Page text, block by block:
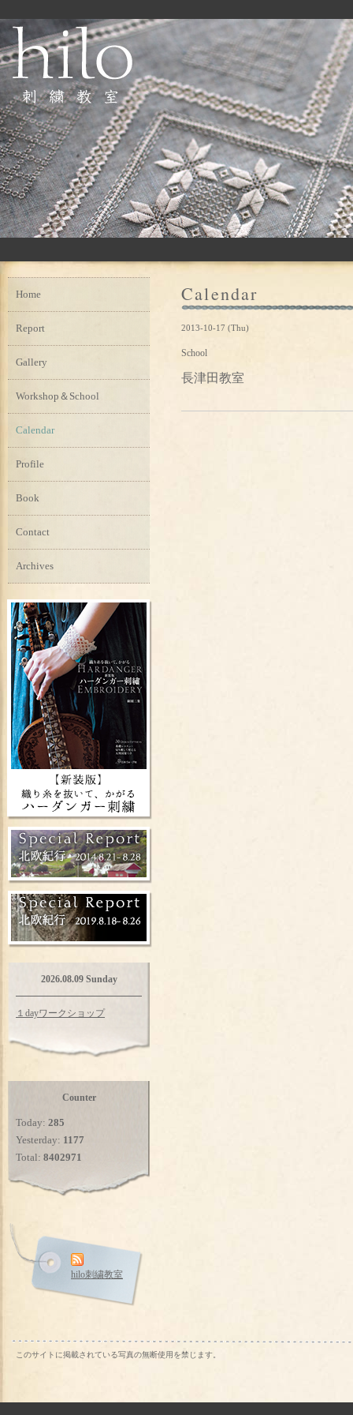
Calendar
2013-10-17 (Thu)
School
長津田教室
Home
Report
Gallery
Workshop＆School
Calendar
Profile
Book
Contact
Archives
2026.08.09 Sunday
１dayワークショップ
Counter
Today: 285
Yesterday: 1177
Total: 8402971
hilo刺繍教室
このサイトに掲載されている写真の無断使用を禁じます。